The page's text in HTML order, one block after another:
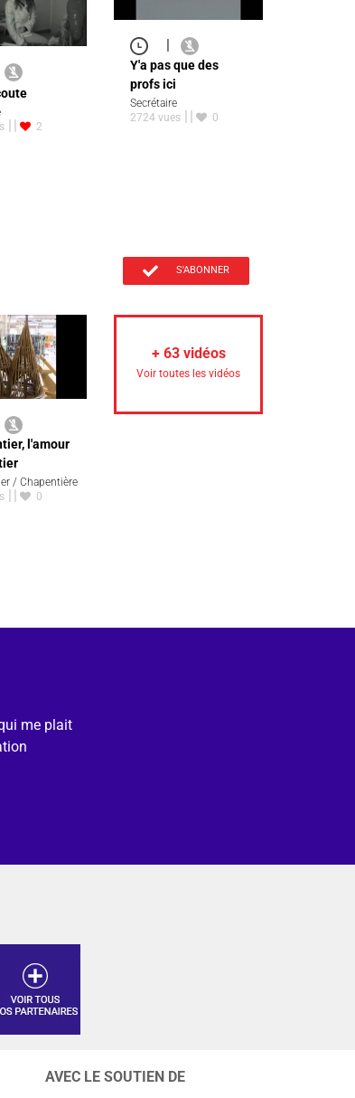
2
|
Y'a pas que des
profs ici
Secrétaire
2724 vues
0
S'ABONNER
l'amour
/ Chapentière
0
+ 63vidéos
Voir toutes les vidéos
me plait
AVEC LE SOUTIEN DE